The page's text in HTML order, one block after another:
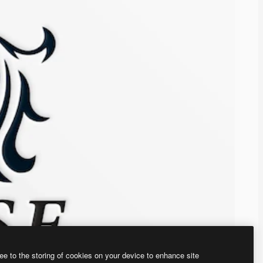
to the storing of cookies on your device to enhance site